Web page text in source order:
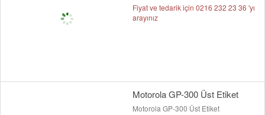
Fiyat ve tedarik için 0216 232 23 36 'yı
arayınız
Motorola GP-300 Üst Etiket
Motorola GP-300 Üst Etiket